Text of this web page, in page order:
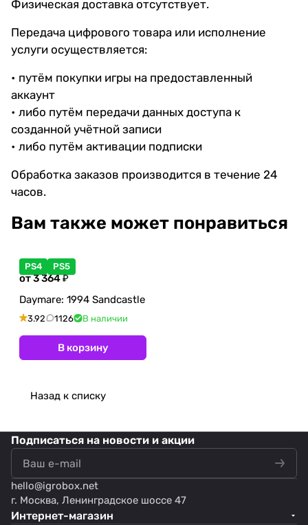
Физическая доставка отсутствует.
Передача цифрового товара или исполнение
услуги осуществляется:
• путём покупки игры на предоставленный
аккаунт
• либо путём передачи данных доступа к
созданной учётной записи
• либо путём активации подписки
Обработка заказов производится в течение 24
часов.
Вам также может понравиться
PS4 PS5
от 3 364 ₽
Daymare: 1994 Sandcastle
3.92 1126 В наличии
В корзину
Назад к списку
Подписаться на новости и акции
hello@igrobox.net
г. Москва, Ленинградское шоссе 47
Интернет-магазин